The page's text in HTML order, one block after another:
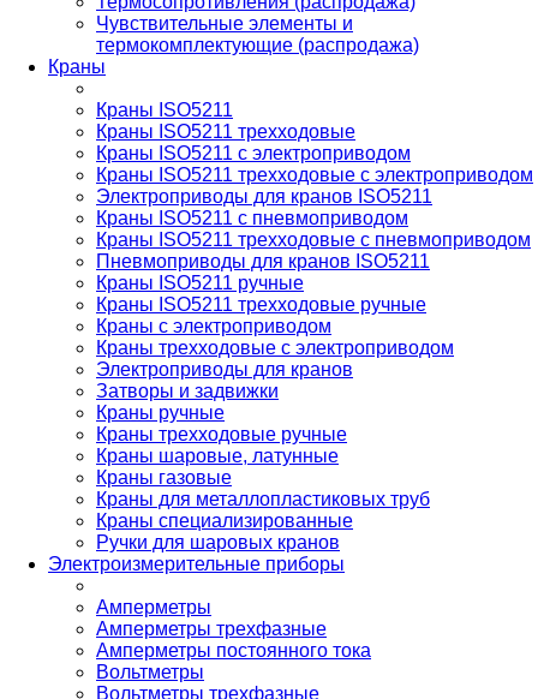
Чувствительные элементы и
термокомплектующие (распродажа)
Краны
Краны ISO5211
Краны ISO5211 трехходовые
Краны ISO5211 с электроприводом
Краны ISO5211 трехходовые с электроприводом
Электроприводы для кранов ISO5211
Краны ISO5211 с пневмоприводом
Краны ISO5211 трехходовые с пневмоприводом
Пневмоприводы для кранов ISO5211
Краны ISO5211 ручные
Краны ISO5211 трехходовые ручные
Краны с электроприводом
Краны трехходовые с электроприводом
Электроприводы для кранов
Затворы и задвижки
Краны ручные
Краны трехходовые ручные
Краны шаровые, латунные
Краны газовые
Краны для металлопластиковых труб
Краны специализированные
Ручки для шаровых кранов
Электроизмерительные приборы
Амперметры
Амперметры трехфазные
Амперметры постоянного тока
Вольтметры
Вольтметры трехфазные